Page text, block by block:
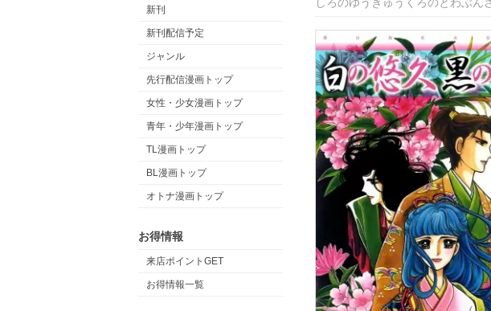
新刊
新刊配信予定
ジャンル
先行配信漫画トップ
女性・少女漫画トップ
青年・少年漫画トップ
TL漫画トップ
BL漫画トップ
オトナ漫画トップ
お得情報
来店ポイントGET
お得情報一覧
しろのゆうきゅうくろのとわぶん